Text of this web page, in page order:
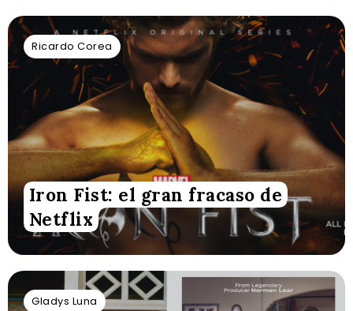
Ricardo Corea
Iron Fist: el gran fracaso de
Netflix
Gladys Luna